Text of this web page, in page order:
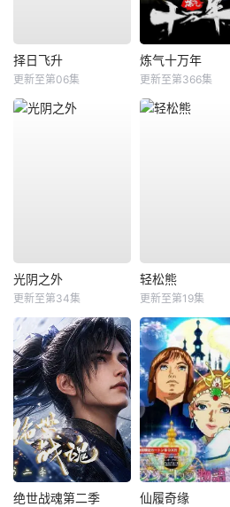
择日飞升
更新至第06集
炼气十万年
更新至第366集
光阴之外
更新至第34集
轻松熊
更新至第19集
绝世战魂第二季 仙履奇缘